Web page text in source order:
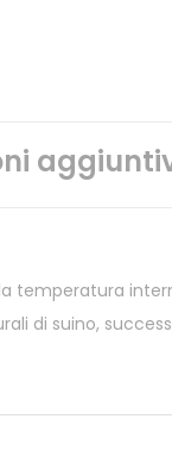
temperatura
di suino,